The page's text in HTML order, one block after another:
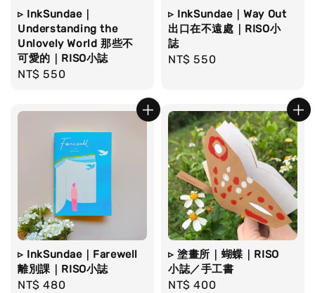
▹ InkSundae｜
Understanding the
Unlovely World 那些不
可愛的｜RISO小誌
Regular
NT$ 550
▹ InkSundae｜Way Out
出口在不遠處｜RISO小
誌
Regular
NT$ 550
▹ InkSundae｜Farewell
離別課｜RISO小誌
Regular
NT$ 480
▹ 塗畫所｜蝴蝶｜RISO
小誌／手工書
Regular
NT$ 400